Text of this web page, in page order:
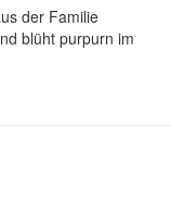
der Familie
blüht purpurn im